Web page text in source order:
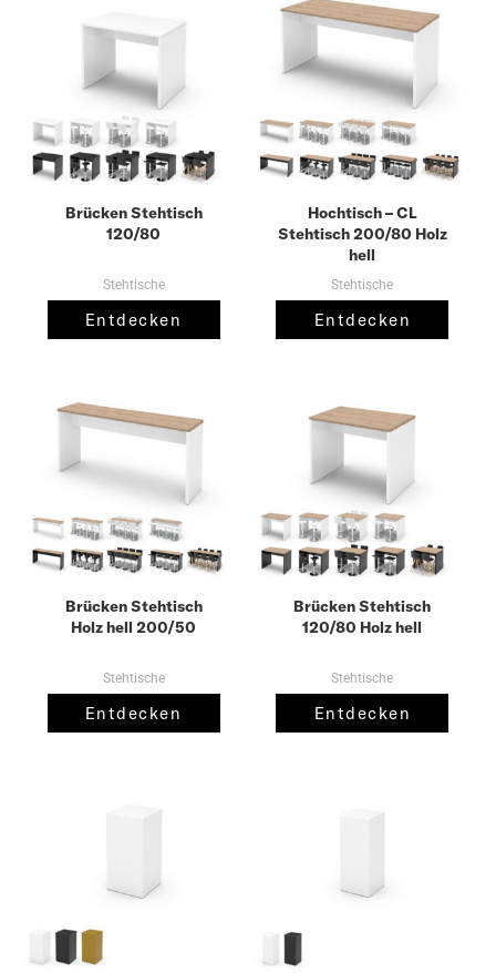
Brücken Stehtisch
120/80
Stehtische
Entdecken
Hochtisch – CL
Stehtisch 200/80 Holz
hell
Stehtische
Entdecken
Brücken Stehtisch
Holz hell 200/50
Stehtische
Entdecken
Brücken Stehtisch
120/80 Holz hell
Stehtische
Entdecken